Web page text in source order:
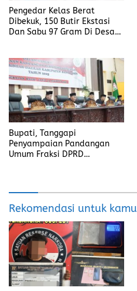
Pengedar Kelas Berat
Dibekuk, 150 Butir Ekstasi
Dan Sabu 97 Gram Di Desa
Bupati, Tanggapi
Penyampaian Pandangan
Umum Fraksi DPRD
Rekomendasi untuk kamu